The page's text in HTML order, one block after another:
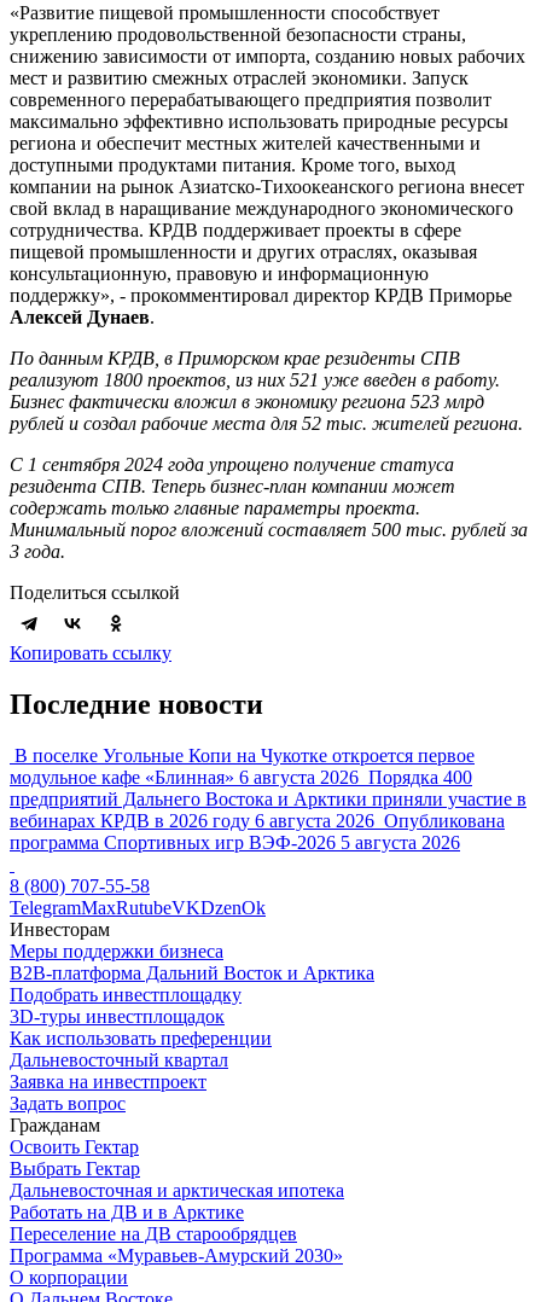
«Развитие пищевой промышленности способствует
укреплению продовольственной безопасности страны,
снижению зависимости от импорта, созданию новых рабочих
мест и развитию смежных отраслей экономики. Запуск
современного перерабатывающего предприятия позволит
максимально эффективно использовать природные ресурсы
региона и обеспечит местных жителей качественными и
доступными продуктами питания. Кроме того, выход
компании на рынок Азиатско-Тихоокеанского региона внесет
свой вклад в наращивание международного экономического
сотрудничества. КРДВ поддерживает проекты в сфере
пищевой промышленности и других отраслях, оказывая
консультационную, правовую и информационную
поддержку», - прокомментировал директор КРДВ Приморье
Алексей Дунаев.
По данным КРДВ, в Приморском крае резиденты СПВ
реализуют 1800 проектов, из них 521 уже введен в работу.
Бизнес фактически вложил в экономику региона 523 млрд
рублей и создал рабочие места для 52 тыс. жителей региона.
С 1 сентября 2024 года упрощено получение статуса
резидента СПВ. Теперь бизнес-план компании может
содержать только главные параметры проекта.
Минимальный порог вложений составляет 500 тыс. рублей за
3 года.
Поделиться ссылкой
Копировать ссылку
Последние новости
В поселке Угольные Копи на Чукотке откроется первое
модульное кафе «Блинная» 6 августа 2026 Порядка 400
предприятий Дальнего Востока и Арктики приняли участие в
вебинарах КРДВ в 2026 году 6 августа 2026 Опубликована
программа Спортивных игр ВЭФ-2026 5 августа 2026
8 (800) 707-55-58
TelegramMaxRutubeVKDzenOk
Инвесторам
Меры поддержки бизнеса
B2B-платформа Дальний Восток и Арктика
Подобрать инвестплощадку
3D-туры инвестплощадок
Как использовать преференции
Дальневосточный квартал
Заявка на инвестпроект
Задать вопрос
Гражданам
Освоить Гектар
Выбрать Гектар
Дальневосточная и арктическая ипотека
Работать на ДВ и в Арктике
Переселение на ДВ старообрядцев
Программа «Муравьев-Амурский 2030»
О корпорации